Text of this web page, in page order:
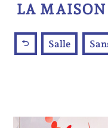
LA MAISON
Salle